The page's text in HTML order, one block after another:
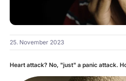
25. November 2023
Heart attack? No, "just" a panic attack.